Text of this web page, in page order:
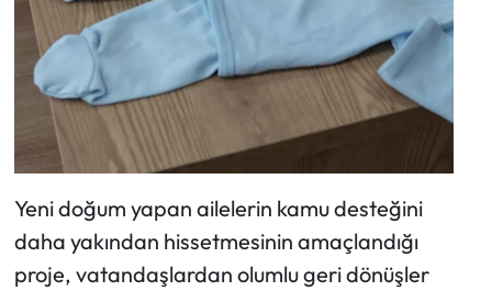
Yeni doğum yapan ailelerin kamu desteğini
daha yakından hissetmesinin amaçlandığı
proje, vatandaşlardan olumlu geri dönüşler